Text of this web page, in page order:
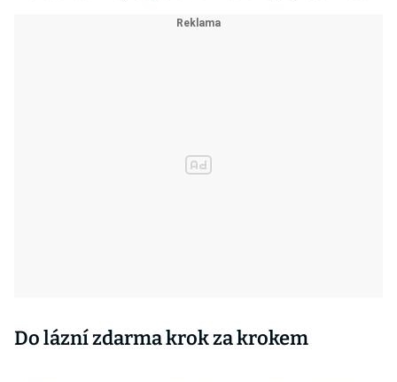
Do lázní zdarma krok za krokem